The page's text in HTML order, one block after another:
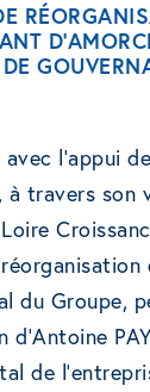
l’appui
travers son
du Groupe,
de